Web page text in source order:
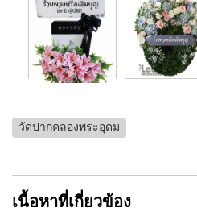
วัดปากคลองพระอุดม
เนื้อหาที่เกี่ยวข้อง